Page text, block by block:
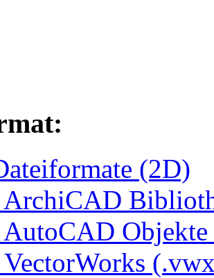
(2D)